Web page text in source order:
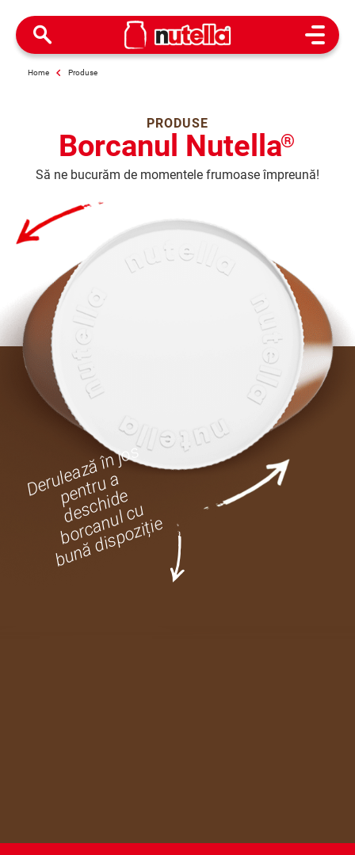
Open
Home Produse
PRODUSE
Borcanul Nutella®
Să ne bucurăm de momentele frumoase împreună!